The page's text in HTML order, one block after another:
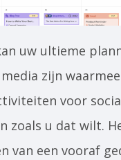
uw ultieme
zijn
voor
zoals u dat wilt.
van een vooraf